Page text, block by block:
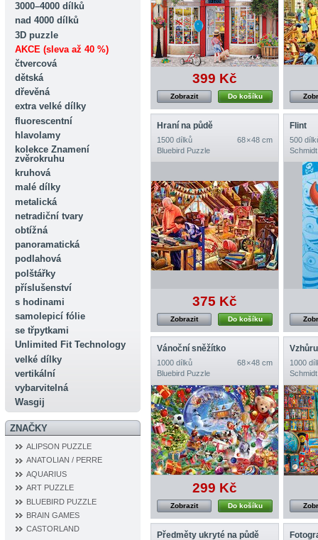
3000–4000 dílků
nad 4000 dílků
3D puzzle
AKCE (sleva až 40 %)
čtvercová
dětská
dřevěná
extra velké dílky
fluorescentní
hlavolamy
kolekce Znamení
zvěrokruhu
kruhová
malé dílky
metalická
netradiční tvary
obtížná
panoramatická
podlahová
polštářky
příslušenství
s hodinami
samolepicí fólie
se třpytkami
Unlimited Fit Technology
velké dílky
vertikální
vybarvitelná
Wasgij
ZNAČKY
ALIPSON PUZZLE
ANATOLIAN / PERRE
AQUARIUS
ART PUZZLE
BLUEBIRD PUZZLE
BRAIN GAMES
CASTORLAND
399 Kč
Do košíku
Zobrazit
Hraní na půdě
1500 dílků
68 × 48 cm
Bluebird Puzzle
375 Kč
Do košíku
Zobrazit
Flint
500
Schmidt
Vánoční sněžítko
1000 dílků
68 × 48 cm
Bluebird Puzzle
299 Kč
Do košíku
Zobrazit
1000
Schmidt
Předměty ukryté na půdě